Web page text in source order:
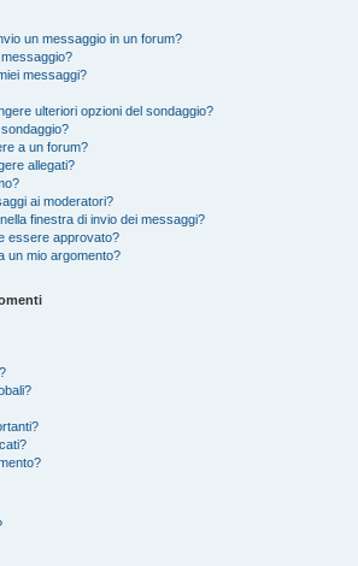
un messaggio in un forum?
messaggi?
ulteriori opzioni del sondaggio?
a un forum?
allegati?
ai moderatori?
finestra di invio dei messaggi?
essere approvato?
un mio argomento?